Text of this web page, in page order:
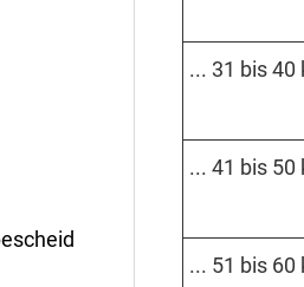
... 31 bis 40
... 41 bis 50
... 51 bis 60